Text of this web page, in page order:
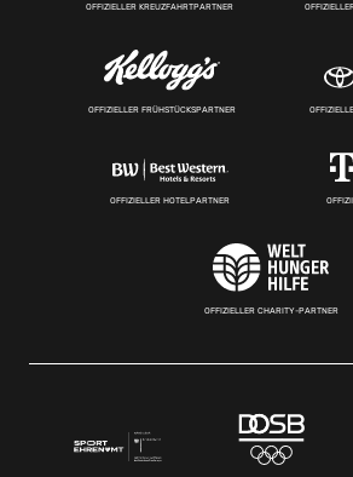
OFFIZIELLER KREUZFAHRTPARTNER
OFFIZIELLER FRÜHSTÜCKSPARTNER
OFFIZIELLER HOTELPARTNER
OFFIZIELLER CHARITY-PARTNER